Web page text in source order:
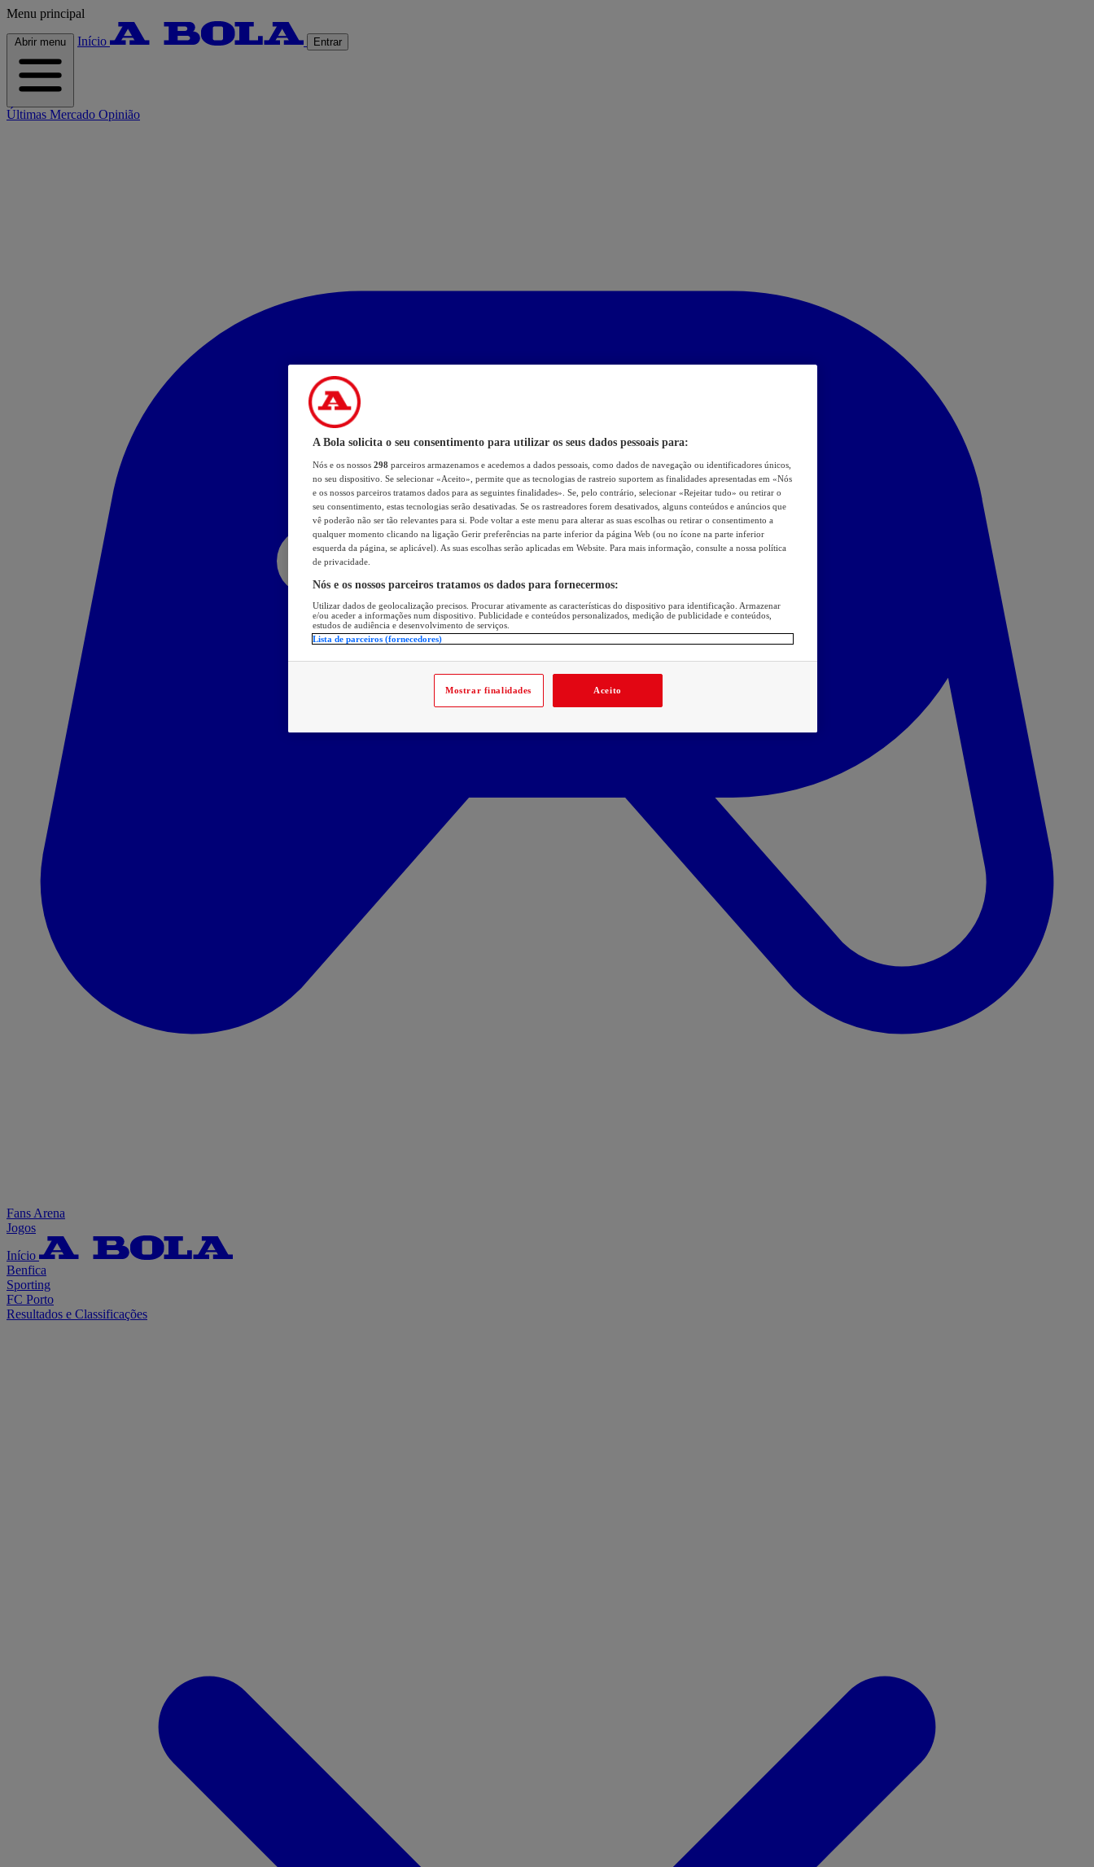
Menu principal
Abrir menu Início Entrar
Últimas Mercado Opinião
Fans Arena
Jogos
Início
Benfica
Sporting
FC Porto
Resultados e Classificações
A Bola solicita o seu consentimento para utilizar os seus dados pessoais para:
Nós e os nossos 298 parceiros armazenamos e acedemos a dados pessoais, como dados de navegação ou identificadores únicos,
no seu dispositivo. Se selecionar «Aceito», permite que as tecnologias de rastreio suportem as finalidades apresentadas em «Nós
e os nossos parceiros tratamos dados para as seguintes finalidades». Se, pelo contrário, selecionar «Rejeitar tudo» ou retirar o
seu consentimento, estas tecnologias serão desativadas. Se os rastreadores forem desativados, alguns conteúdos e anúncios que
vê poderão não ser tão relevantes para si. Pode voltar a este menu para alterar as suas escolhas ou retirar o consentimento a
qualquer momento clicando na ligação Gerir preferências na parte inferior da página Web (ou no ícone na parte inferior
esquerda da página, se aplicável). As suas escolhas serão aplicadas em Website. Para mais informação, consulte a nossa política
de privacidade.
Nós e os nossos parceiros tratamos os dados para fornecermos:
Utilizar dados de geolocalização precisos. Procurar ativamente as características do dispositivo para identificação. Armazenar
e/ou aceder a informações num dispositivo. Publicidade e conteúdos personalizados, medição de publicidade e conteúdos,
estudos de audiência e desenvolvimento de serviços.
Lista de parceiros (fornecedores)
Mostrar finalidades Aceito